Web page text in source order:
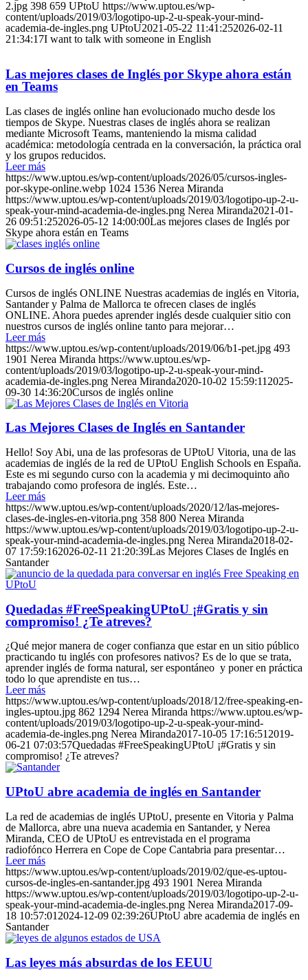
2.jpg 398 659 UPtoU https://www.uptou.es/wp-
content/uploads/2019/03/logotipo-up-2-u-speak-your-mind-
academia-de-ingles.png UPtoU2021-05-22 11:41:252026-02-11
21:34:17I want to talk with someone in English
Las mejores clases de Inglés por Skype ahora están
en Teams
Las clases de inglés online han evolucionado mucho desde los
tiempos de Skype. Nuestras clases de inglés ahora se realizan
mediante Microsoft Teams, manteniendo la misma calidad
académica: metodología centrada en la conversación, la práctica oral
y los grupos reducidos.
Leer más
https://www.uptou.es/wp-content/uploads/2026/05/cursos-ingles-
por-skype-online.webp 1024 1536 Nerea Miranda
https://www.uptou.es/wp-content/uploads/2019/03/logotipo-up-2-u-
speak-your-mind-academia-de-ingles.png Nerea Miranda2021-01-
26 09:51:252026-05-12 14:00:00Las mejores clases de Inglés por
Skype ahora están en Teams
Cursos de inglés online
Cursos de inglés ONLINE Nuestras academias de inglés en Vitoria,
Santander y Palma de Mallorca te ofrecen clases de inglés
ONLINE. Ahora puedes aprender inglés desde cualquier sitio con
nuestros cursos de inglés online tanto para mejorar…
Leer más
https://www.uptou.es/wp-content/uploads/2019/06/b1-pet.jpg 493
1901 Nerea Miranda https://www.uptou.es/wp-
content/uploads/2019/03/logotipo-up-2-u-speak-your-mind-
academia-de-ingles.png Nerea Miranda2020-10-02 15:59:11 2025-
09-30 14:36:20Cursos de inglés online
Las Mejores Clases de Inglés en Santander
Hello! Soy Abi, una de las profesoras de UPtoU Vitoria, una de las
academias de inglés de la red de UPtoU English Schools en España.
Este es mi segundo curso con la academia y mi decimoquinto año
trabajando como profesora de inglés. Este…
Leer más
https://www.uptou.es/wp-content/uploads/2020/12/las-mejores-
clases-de-ingles-en-vitoria.png 358 800 Nerea Miranda
https://www.uptou.es/wp-content/uploads/2019/03/logotipo-up-2-u-
speak-your-mind-academia-de-ingles.png Nerea Miranda2018-02-
07 17:59:162026-02-11 21:20:39Las Mejores Clases de Inglés en
Santander
Quedadas #FreeSpeakingUPtoU ¡#Gratis y sin
compromiso! ¿Te atreves?
¿Qué mejor manera de coger confianza que estar en un sitio público
practicando tu inglés con profesores nativos? Es de lo que se trata,
aprender inglés de forma natural, ser espontáneo y poner en práctica
todo lo que aprendiste en tus…
Leer más
https://www.uptou.es/wp-content/uploads/2018/12/free-speaking-en-
ingles-uptou.jpg 862 1294 Nerea Miranda https://www.uptou.es/wp-
content/uploads/2019/03/logotipo-up-2-u-speak-your-mind-
academia-de-ingles.png Nerea Miranda2017-10-05 17:16:51 2019-
06-21 07:03:57Quedadas #FreeSpeakingUPtoU ¡#Gratis y sin
compromiso! ¿Te atreves?
UPtoU abre academia de inglés en Santander
La red de academias de inglés UPtoU, presente en Vitoria y Palma
de Mallorca, abre una nueva academia en Santander, y Nerea
Miranda, CEO de UPtoU es entrevistada en el programa
radiofónco Herrera en Cope de Cope Cantabria para presentar…
Leer más
https://www.uptou.es/wp-content/uploads/2019/02/que-es-uptou-
cursos-de-ingles-en-santander.jpg 493 1901 Nerea Miranda
https://www.uptou.es/wp-content/uploads/2019/03/logotipo-up-2-u-
speak-your-mind-academia-de-ingles.png Nerea Miranda2017-09-
18 10:57:01 2024-12-09 02:39:26UPtoU abre academia de inglés en
Santander
Las leyes más absurdas de los EEUU